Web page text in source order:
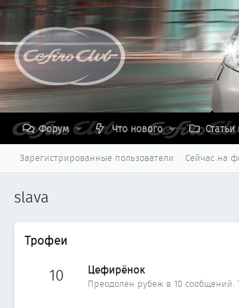
Форум Что нового
Зарегистрированные пользователи Сейчас на
slava
Трофеи
10 Цефирёнок
Преодолен рубеж в 10 сообщений.